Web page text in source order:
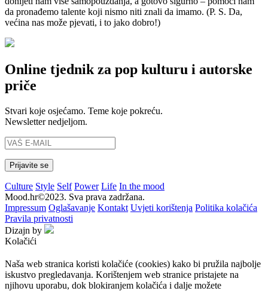
da pronađemo talente koji nismo niti znali da imamo. (P. S. Da,
većina nas može pjevati, i to jako dobro!)
Online tjednik za pop kulturu i autorske
priče
Stvari koje osjećamo. Teme koje pokreću.
Newsletter nedjeljom.
Culture Style Self Power Life In the mood
Mood.hr©2023. Sva prava zadržana.
Impressum Oglašavanje Kontakt Uvjeti korištenja Politika kolačića
Pravila privatnosti
Dizajn by
Kolačići
Naša web stranica koristi kolačiće (cookies) kako bi pružila najbolje
iskustvo pregledavanja. Korištenjem web stranice pristajete na
njihovu uporabu, dok blokiranjem kolačića i dalje možete